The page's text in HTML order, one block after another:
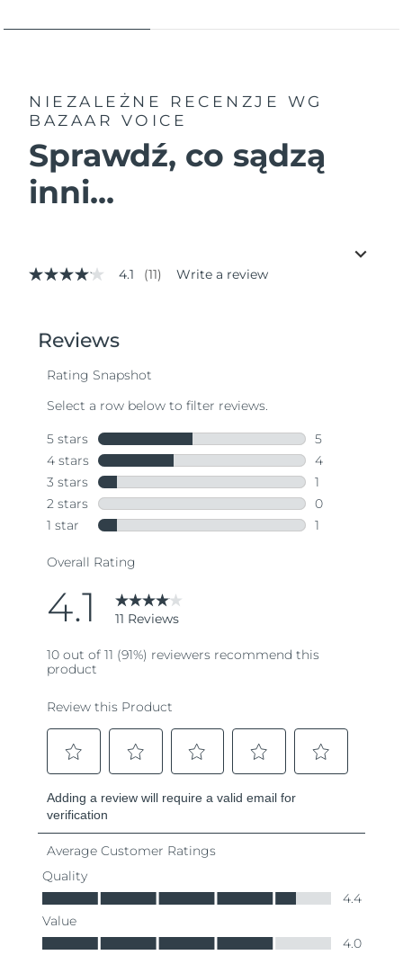
NIEZALEŻNE RECENZJE
WG
BAZAAR VOICE
Sprawdź, co sądzą
inni...
4.1
stars,
average
value.
Same
page
link.
4.1 (11) Write a review